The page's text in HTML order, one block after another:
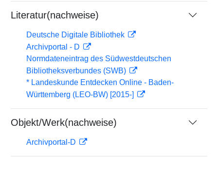
Literatur(nachweise)
Deutsche Digitale Bibliothek
Archivportal - D
Normdateneintrag des Südwestdeutschen
Bibliotheksverbundes (SWB)
* Landeskunde Entdecken Online - Baden-
Württemberg (LEO-BW) [2015-]
Objekt/Werk(nachweise)
Archivportal-D